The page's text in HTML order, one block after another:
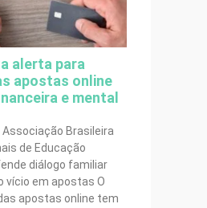
alerta para
apostas online
e mental
Brasileira
de Educação
diálogo familiar
vício em apostas O
apostas online tem